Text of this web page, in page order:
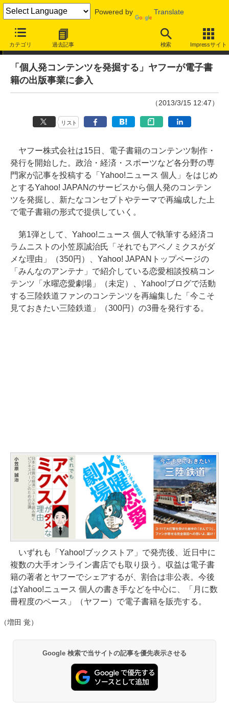
Powered by Translate
カテゴリ 過去記事 検索 Impressサイト
ニュース
「個人発コンテンツを発掘する」ヤフーが電子書
籍の出版事業に参入
（2013/3/15 12:47）
リスト
ヤフー株式会社は15日、電子書籍のコンテンツ制作・
発行を開始した。政治・経済・スポーツなど各分野の専
門家が記事を投稿する「Yahoo!ニュース 個人」をはじめ
とするYahoo! JAPANのサービスから個人発のコンテン
ツを発掘し、新たなコンセプトやテーマで再編成した上
で電子書籍の形式で提供していく。
第1弾として、Yahoo!ニュース 個人で執筆する経済コ
ラムニストの小笠原誠治氏「それでもアベノミクスがダ
メな理由」（350円）、Yahoo! JAPANトップページの
「みんなのアンテナ」で紹介している恋愛相談投稿コン
テンツ「水曜恋愛劇場」（未定）、Yahoo!ブログで活動
する三陸鉄道ファンのコンテンツを再編集した「今こそ
見ておきたい三陸鉄道」（300円）の3冊を発行する。
いずれも「Yahoo!ブックストア」で発売後、近日中に
複数の大手オンライン書店でも取り扱う。収益は電子書
籍の著者とヤフーでシェアするが、割合は非公表。今後
はYahoo!ニュース 個人の書き手などを中心に、「月に数
冊程度のペース」（ヤフー）で電子書籍を販売する。
（増田 覚）
Google 検索で当サイトの記事を優先表示させる